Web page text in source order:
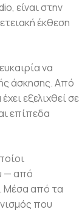
είναι στην
έκθεση
να
άσκησης. Από
εξελιχθεί σε
επίπεδα
— από
Μέσα από τα
που